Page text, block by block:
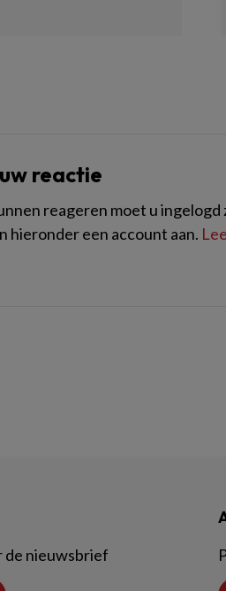
reactie
reageren moet u
hieronder een account aan.
de nieuwsbrief